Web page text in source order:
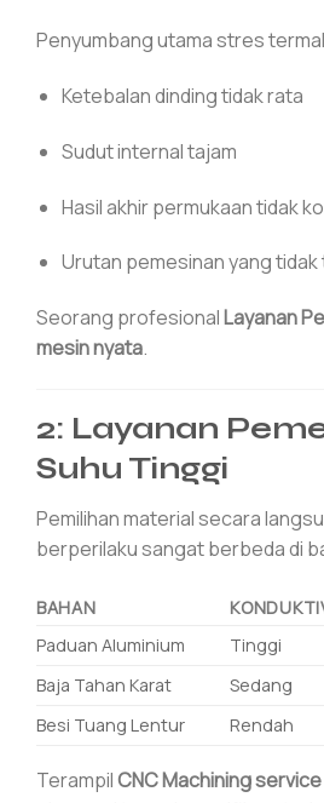
Penyumbang utama stres
Ketebalan dinding tidak rata
Sudut internal tajam
Hasil akhir permukaan tidak
Urutan pemesinan yang
Seorang profesionalLayanan
mesin nyata.
2: Layanan
Suhu Tinggi
Pemilihan material secara
berperilaku sangat berbeda di
BAHAN
Paduan Aluminium
Tinggi
Baja Tahan Karat
Sedang
Besi Tuang Lentur
Rendah
TerampilCNC Machining service